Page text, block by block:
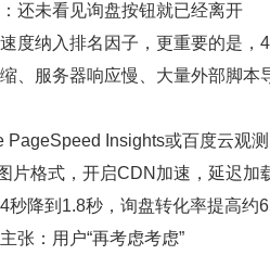
还未看见询盘按钮就已经离开
度纳入排名因子，更重要的是
、服务器响应慢、大量外部脚本
PageSpeed Insights或百度云观
片格式，开启CDN加速，延迟
降到1.8秒，询盘转化率提高约
张：用户“再考虑考虑”